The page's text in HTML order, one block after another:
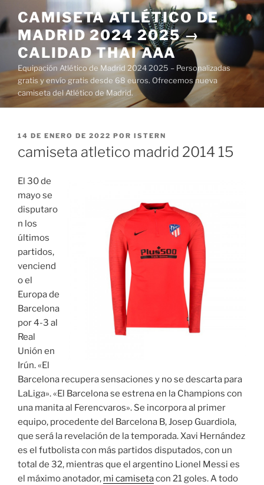
al
contenido
CAMISETA ATLÉTICO DE
MADRID 2024 2025 →
CALIDAD THAI AAA
Equipación Atlético de Madrid 2024 2025 – Personalizadas
gratis y envío gratis desde 68 euros. Ofrecemos nueva
camiseta del Atlético de Madrid.
PUBLICADO
14 DE ENERO DE 2022 POR ISTERN
camiseta atletico madrid 2014 15
El 30 de
mayo se
disputaro
n los
últimos
partidos,
venciend
o el
Europa de
Barcelona
por 4-3 al
Real
Unión en
Irún. «El
Barcelona recupera sensaciones y no se descarta para
LaLiga». «El Barcelona se estrena en la Champions con
una manita al Ferencvaros». Se incorpora al primer
equipo, procedente del Barcelona B, Josep Guardiola,
que será la revelación de la temporada. Xavi Hernández
es el futbolista con más partidos disputados, con un
total de 32, mientras que el argentino Lionel Messi es
el máximo anotador, mi camisetacon 21 goles. A todo